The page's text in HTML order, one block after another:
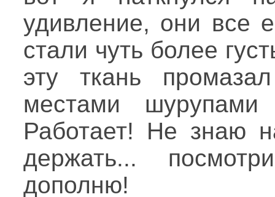
удивление, они все
стали чуть более
эту ткань
местами шурупами
Работает! Не знаю
держать...
дополню!